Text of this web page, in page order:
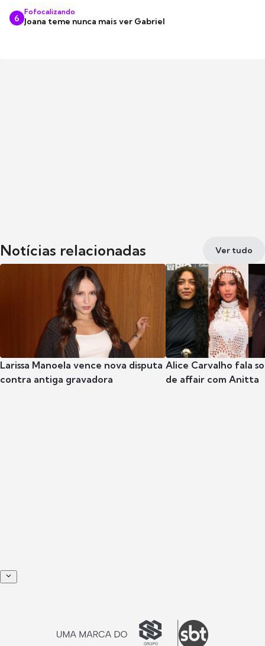
6
Fofocalizando
Joana teme nunca mais ver Gabriel
Notícias relacionadas Ver tudo
Larissa Manoela vence nova disputa
contra antiga gravadora
Alice Carvalho fala
de affair com Anitta